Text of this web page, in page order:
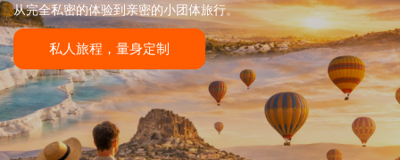
从完全私密的体验到亲密的小团体旅行。
私人旅程，量身定制